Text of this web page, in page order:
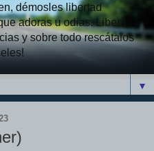
démosles libertad
adoras u odias. Libera
y sobre todo rescátalos
▼